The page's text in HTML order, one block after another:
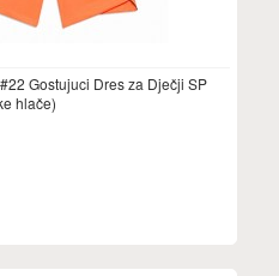
Gostujuci Dres za Dječji SP
hlače)